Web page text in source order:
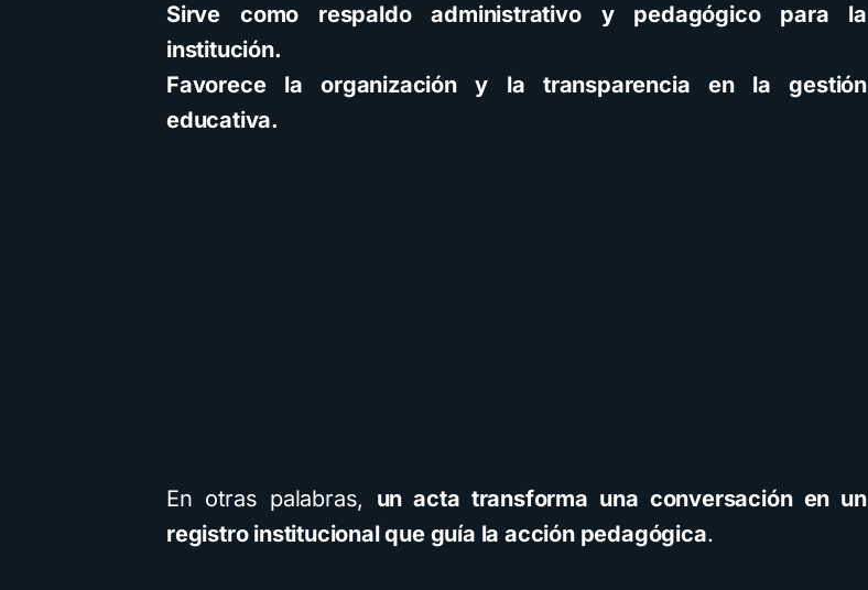
Sirve como respaldo administrativo y pedagógico para la
institución.
Favorece la organización y la transparencia en la gestión
educativa.
En otras palabras, un acta transforma una conversación en un
registro institucional que guía la acción pedagógica.